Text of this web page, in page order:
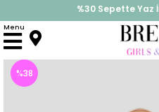
%30 Sepette Yaz
İndirimlere ek %10
Menu
Anasayfa Elbise Modelleri
%38